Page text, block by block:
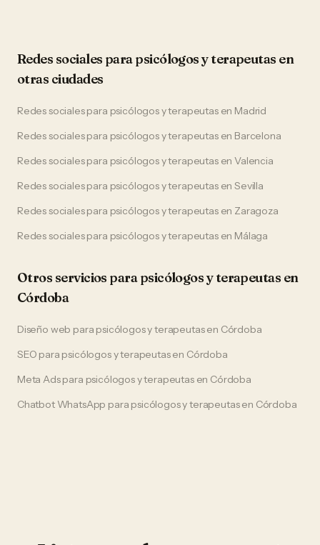
Redes sociales parapsicólogos y terapeutas en
otras ciudades
Redes socialespara psicólogos y terapeutasen Madrid
Redes socialespara psicólogos y terapeutasen Barcelona
Redes socialespara psicólogos y terapeutasenValencia
Redes socialespara psicólogos y terapeutasenSevilla
Redes socialespara psicólogos y terapeutasen Zaragoza
Redes socialespara psicólogos y terapeutasen Málaga
Otros servicios parapsicólogos y terapeutas en
Córdoba
Diseño web para psicólogos y terapeutasen Córdoba
SEO para psicólogos y terapeutasen Córdoba
Meta Adspara psicólogos y terapeutasen Córdoba
Chatbot WhatsApp para psicólogos y terapeutasen Córdoba